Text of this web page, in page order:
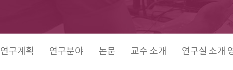
연구계획 연구분야 논문 교수 소개 연구실 소개